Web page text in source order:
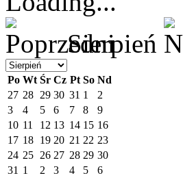
Sierpień
Po Wt Śr Cz Pt So Nd
27 28 29 30 31 1
2
3
4 5 6 7 8
9
10 11 12 13 14 15 16
17 18 19 20 21 22 23
24 25 26 27 28 29 30
31 1 2 3 4 5 6